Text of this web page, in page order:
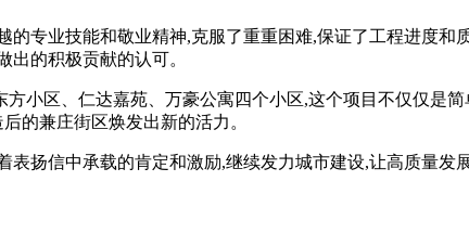
专业技能和敬业精神,克服了重重困难,保证了工程进度
的积极贡献的认可。
小区、仁达嘉苑、万豪公寓四个小区,这个项目不仅仅是
的兼庄街区焕发出新的活力。
扬信中承载的肯定和激励,继续发力城市建设,让高质量